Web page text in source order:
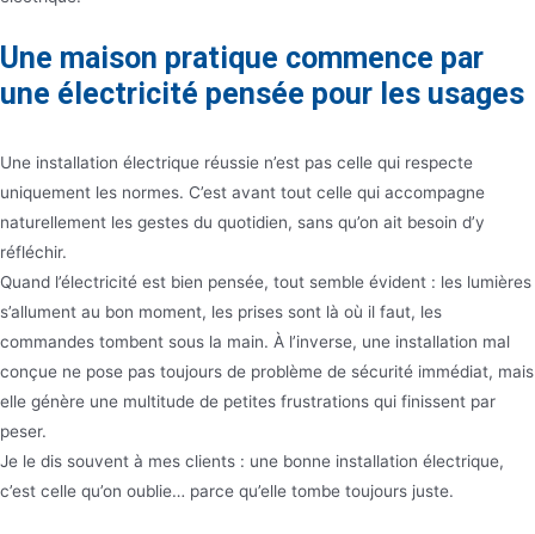
Une maison pratique commence par
une électricité pensée pour les usages
Une installation électrique réussie n’est pas celle qui respecte
uniquement les normes. C’est avant tout celle qui accompagne
naturellement les gestes du quotidien, sans qu’on ait besoin d’y
réfléchir.
Quand l’électricité est bien pensée, tout semble évident : les lumières
s’allument au bon moment, les prises sont là où il faut, les
commandes tombent sous la main. À l’inverse, une installation mal
conçue ne pose pas toujours de problème de sécurité immédiat, mais
elle génère une multitude de petites frustrations qui finissent par
peser.
Je le dis souvent à mes clients : une bonne installation électrique,
c’est celle qu’on oublie… parce qu’elle tombe toujours juste.